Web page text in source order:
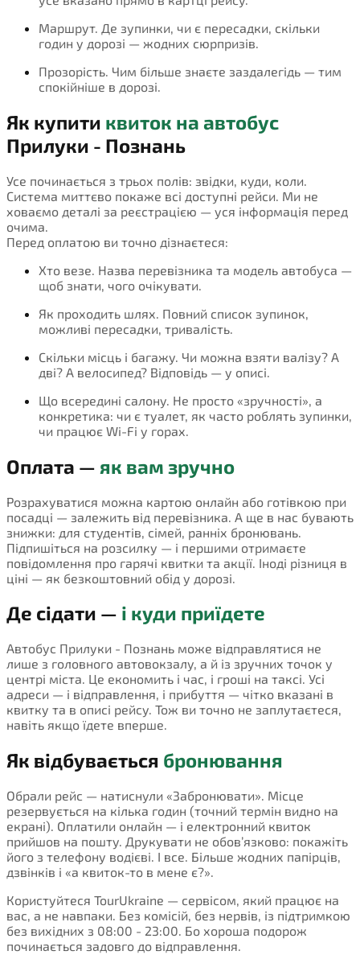
Маршрут. Де зупинки, чи є пересадки, скільки
годин у дорозі — жодних сюрпризів.
Прозорість. Чим більше знаєте заздалегідь — тим
спокійніше в дорозі.
Як купити квиток на автобус
Прилуки - Познань
Усе починається з трьох полів: звідки, куди, коли.
Система миттєво покаже всі доступні рейси. Ми не
ховаємо деталі за реєстрацією — уся інформація перед
очима.
Перед оплатою ви точно дізнаєтеся:
Хто везе. Назва перевізника та модель автобуса —
щоб знати, чого очікувати.
Як проходить шлях. Повний список зупинок,
можливі пересадки, тривалість.
Скільки місць і багажу. Чи можна взяти валізу? А
дві? А велосипед? Відповідь — у описі.
Що всередині салону. Не просто «зручності», а
конкретика: чи є туалет, як часто роблять зупинки,
чи працює Wi-Fi у горах.
Оплата — як вам зручно
Розрахуватися можна картою онлайн або готівкою при
посадці — залежить від перевізника. А ще в нас бувають
знижки: для студентів, сімей, ранніх бронювань.
Підпишіться на розсилку — і першими отримаєте
повідомлення про гарячі квитки та акції. Іноді різниця в
ціні — як безкоштовний обід у дорозі.
Де сідати — і куди приїдете
Автобус Прилуки - Познань може відправлятися не
лише з головного автовокзалу, а й із зручних точок у
центрі міста. Це економить і час, і гроші на таксі. Усі
адреси — і відправлення, і прибуття — чітко вказані в
квитку та в описі рейсу. Тож ви точно не заплутаєтеся,
навіть якщо їдете вперше.
Як відбувається бронювання
Обрали рейс — натиснули «Забронювати». Місце
резервується на кілька годин (точний термін видно на
екрані). Оплатили онлайн — і електронний квиток
прийшов на пошту. Друкувати не обов’язково: покажіть
його з телефону водієві. І все. Більше жодних папірців,
дзвінків і «а квиток-то в мене є?».
Користуйтеся TourUkraine — сервісом, який працює на
вас, а не навпаки. Без комісій, без нервів, із підтримкою
без вихідних з 08:00 - 23:00. Бо хороша подорож
починається задовго до відправлення.